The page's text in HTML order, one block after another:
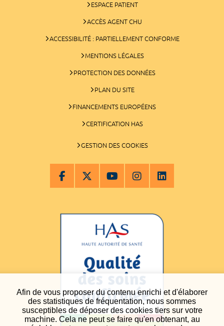
Afin de vous proposer du contenu enrichi et d'élaborer
des statistiques de fréquentation, nous sommes
susceptibles de déposer des cookies tiers sur votre
machine. Cela ne peut se faire qu'en obtenant, au
ESPACE PATIENT
ACCÈS AGENT CHU
ACCESSIBILITÉ : PARTIELLEMENT CONFORME
MENTIONS LÉGALES
PROTECTION DES DONNÉES
PLAN DU SITE
FINANCEMENTS EUROPÉENS
CERTIFICATION HAS
GESTION DES COOKIES